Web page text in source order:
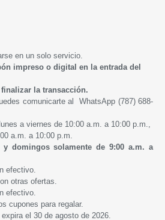
en un solo servicio.
impreso o digital en la entrada del
la transacción.
comunicarte al WhatsApp (787) 688-
a viernes de 10:00 a.m. a 10:00 p.m.,
a.m. a 10:00 p.m.
y domingos solamente de 9:00 a.m. a
efectivo.
otras ofertas.
efectivo.
cupones para regalar.
el 30 de agosto de 2026.